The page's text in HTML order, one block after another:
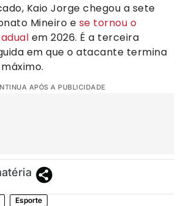
Kaio Jorge chegou a sete
Mineiro e se tornou o
em 2026. É a terceira
em que o atacante termina
APÓS A PUBLICIDADE
Esporte